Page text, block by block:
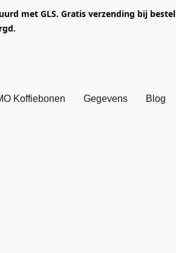
met GLS. Gratis verzending bij
Koffiebonen Gegevens Blog